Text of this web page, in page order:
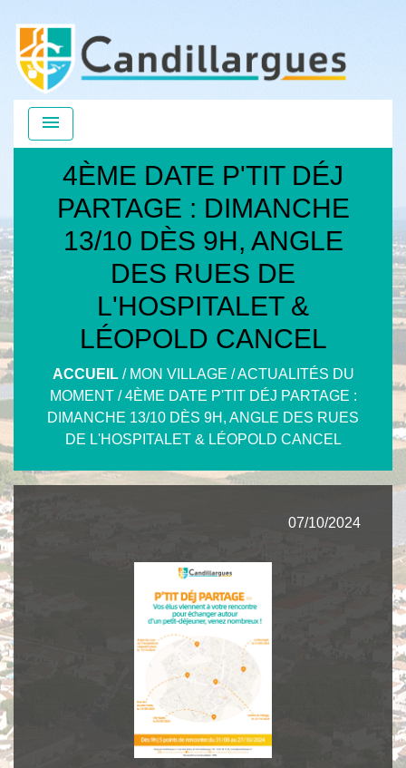
menu
4ÈME DATE P'TIT DÉJ
PARTAGE : DIMANCHE
13/10 DÈS 9H, ANGLE
DES RUES DE
L'HOSPITALET &
LÉOPOLD CANCEL
ACCUEIL/ MON VILLAGE /ACTUALITÉS DU
MOMENT/4ÈME DATE P'TIT DÉJ PARTAGE :
DIMANCHE 13/10 DÈS 9H, ANGLE DES RUES
DE L'HOSPITALET & LÉOPOLD CANCEL
07/10/2024